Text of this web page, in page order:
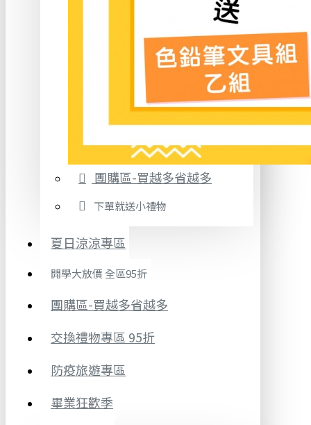
團購區-買越多省越多
下單就送小禮物
夏日涼涼專區
開學大放價 全區95折
團購區-買越多省越多
交換禮物專區 95折
防疫旅遊專區
畢業狂歡季